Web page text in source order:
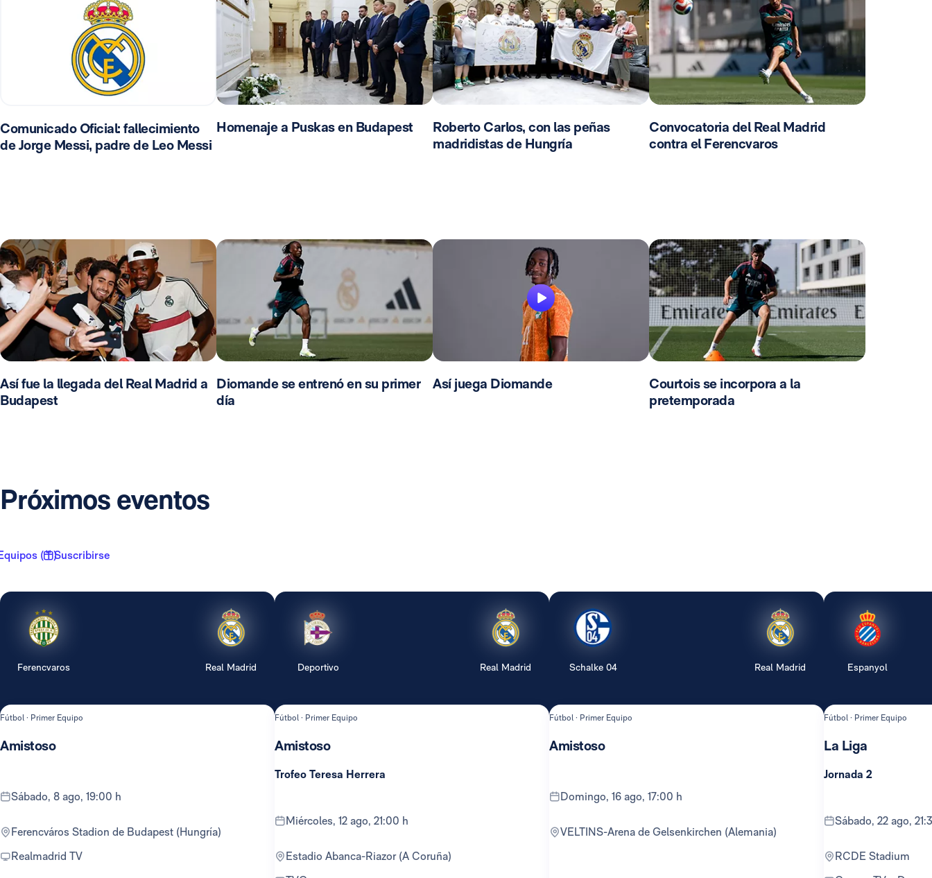
Comunicado Oficial: fallecimiento
de Jorge Messi, padre de Leo Messi
Homenaje a Puskas en Budapest
Roberto Carlos, con las peñas
madridistas de Hungría
Convocatoria del Real Madrid
contra el Ferencvaros
Así fue la llegada del Real Madrid a
Budapest
Diomande se entrenó en su primer
día
Así juega Diomande
Courtois se incorpora a la
pretemporada
Próximos eventos
( 1 )Suscribirse
Ferencvaros Real Madrid
Fútbol · Primer Equipo
Amistoso
sábado, 8 ago, 19:00 h
Ferencváros Stadion de Budapest (Hungría)
Realmadrid TV
Deportivo Real Madrid
Fútbol · Primer Equipo
Amistoso
Trofeo Teresa Herrera
miércoles, 12 ago, 21:00 h
Estadio Abanca-Riazor (A Coruña)
Schalke 04 Real Madrid
Fútbol · Primer Equipo
Amistoso
domingo, 16 ago, 17:00 h
VELTINS-Arena de Gelsenkirchen (Alemania)
Espanyol
Fútbol · Primer Equipo
La Liga
Jornada 2
sábado, 22 ago,
RCDE Stadium